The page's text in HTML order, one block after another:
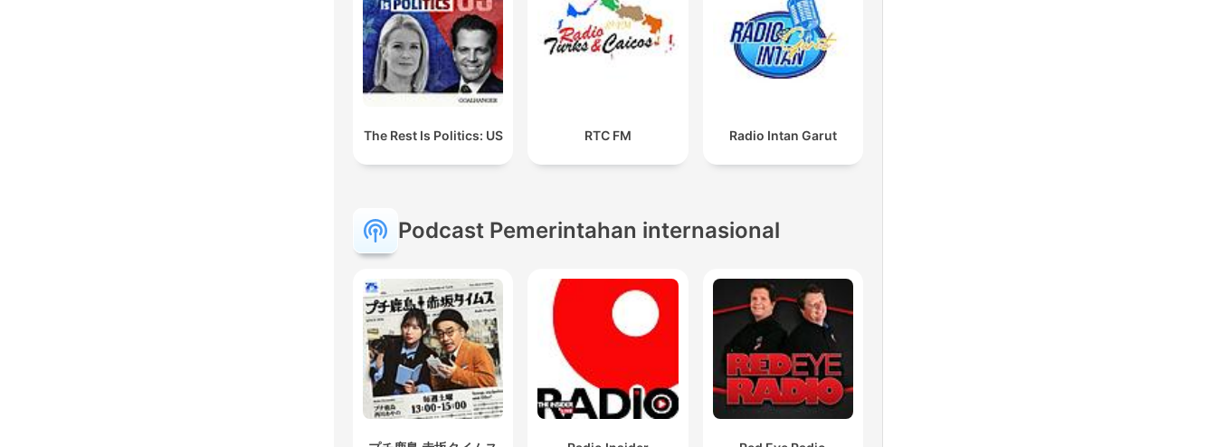
The Rest Is Politics: US RTC FM Radio Intan Garut
Podcast Pemerintahan internasional